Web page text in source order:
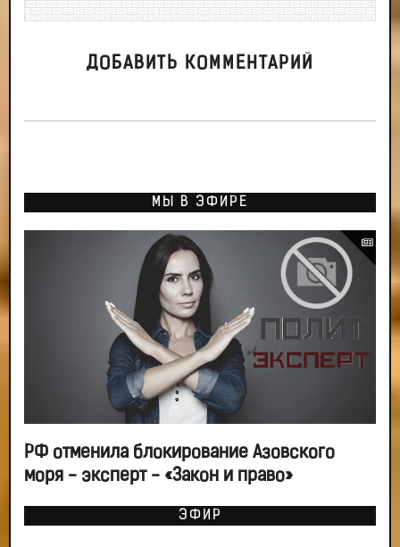
ДОБАВИТЬ КОММЕНТАРИЙ
МЫ В ЭФИРЕ
РФ отменила блокирование Азовского
моря - эксперт - «Закон и право»
ЭФИР